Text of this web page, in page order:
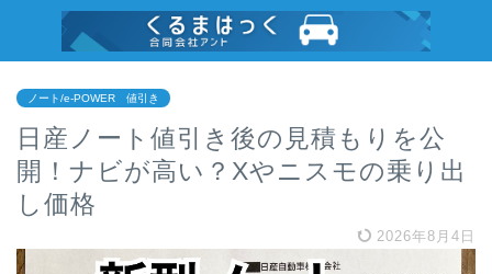
ノート/e-POWER 値引き
日産ノート値引き後の見積もりを公
開！ナビが高い？Xやニスモの乗り出
し価格
2026年8月4日